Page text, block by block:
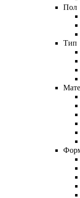
Пол
Тип